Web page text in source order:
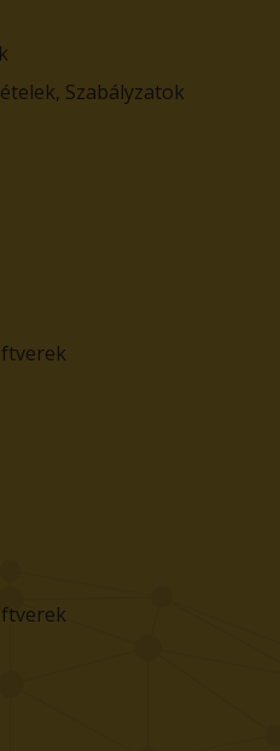
Szabályzatok